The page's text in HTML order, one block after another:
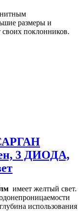
размеры и
своих поклонников.
3 ДИОДА,
имеет желтый свет.
использования